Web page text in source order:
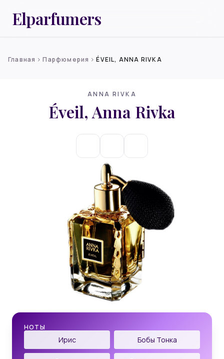
Elparfumers
Главная chevron_rightПарфюмерия chevron_rightÉVEIL, ANNA RIVKA
ANNA RIVKA
Éveil, Anna Rivka
НОТЫ
Ирис Бобы Тонка